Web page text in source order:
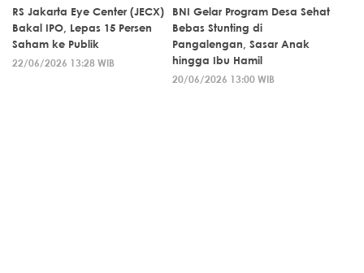
RS Jakarta Eye Center (JECX)
Bakal IPO, Lepas 15 Persen
Saham ke Publik
22/06/2026 13:28 WIB
BNI Gelar Program Desa Sehat
Bebas Stunting di
Pangalengan, Sasar Anak
hingga Ibu Hamil
20/06/2026 13:00 WIB